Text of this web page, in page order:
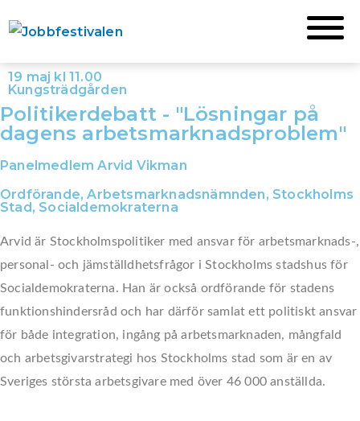
till
19 maj kl 11.00
Kungsträdgården
Politikerdebatt - "Lösningar på
dagens arbetsmarknadsproblem"
Panelmedlem Arvid Vikman
Ordförande, Arbetsmarknadsnämnden, Stockholms
Stad, Socialdemokraterna
Arvid är Stockholmspolitiker med ansvar för arbetsmarknads-,
personal- och jämställdhetsfrågor i Stockholms stadshus för
Socialdemokraterna. Han är också ordförande för stadens
funktionshindersråd och har därför samlat ett politiskt ansvar
för både integration, ingång på arbetsmarknaden, mångfald
och arbetsgivarstrategi hos Stockholms stad som är en av
Sveriges största arbetsgivare med över 46 000 anställda.